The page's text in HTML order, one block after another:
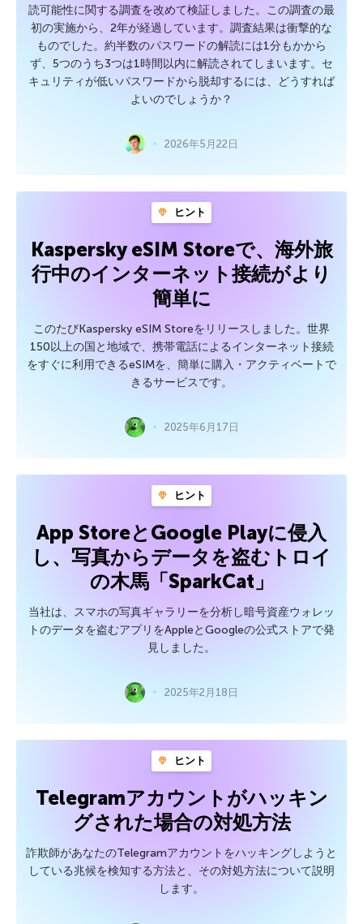
読可能性に関する調査を改めて検証しました。この調査の最
初の実施から、2年が経過しています。調査結果は衝撃的な
ものでした。約半数のパスワードの解読には1分もかから
ず、5つのうち3つは1時間以内に解読されてしまいます。セ
キュリティが低いパスワードから脱却するには、どうすれば
よいのでしょうか？
2026年5月22日
ヒント
Kaspersky eSIM Storeで、海外旅
行中のインターネット接続がより
簡単に
このたびKaspersky eSIM Storeをリリースしました。世界
150以上の国と地域で、携帯電話によるインターネット接続
をすぐに利用できるeSIMを、簡単に購入・アクティベートで
きるサービスです。
2025年6月17日
ヒント
App StoreとGoogle Playに侵入
し、写真からデータを盗むトロイ
の木馬「SparkCat」
当社は、スマホの写真ギャラリーを分析し暗号資産ウォレッ
トのデータを盗むアプリをAppleとGoogleの公式ストアで発
見しました。
2025年2月18日
ヒント
Telegramアカウントがハッキン
グされた場合の対処方法
詐欺師があなたのTelegramアカウントをハッキングしようと
している兆候を検知する方法と、その対処方法について説明
します。